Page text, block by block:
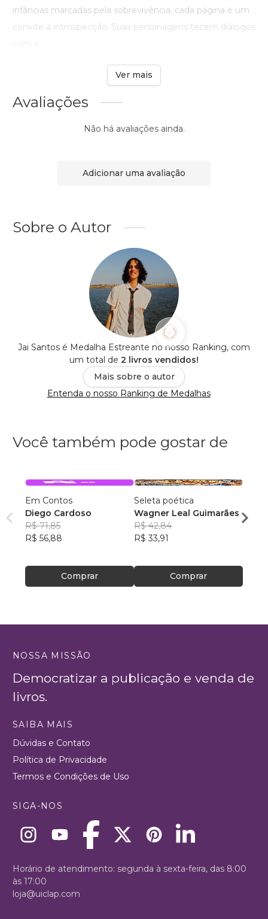
infâncias marcadas pela sobrevivência, cada página é um
convite à introspecção. Suas personagens tecem diálogos
Ver mais
Avaliações
Não há avaliações ainda.
Adicionar uma avaliação
Sobre o Autor
Jai Santos é Medalha Estreante no nosso Ranking, com
um total de 2 livros vendidos!
Mais sobre o autor
Entenda o nosso Ranking de Medalhas
Você também pode gostar de
Em Contos
Diego Cardoso
R$ 71,85
R$ 56,88
Comprar
Seleta poética
Wagner Leal Guimarães
R$ 42,84
R$ 33,91
Comprar
ainda
Carla
NOSSA MISSÃO
Democratizar a publicação e venda de
livros.
SAIBA MAIS
Dúvidas e Contato
Política de Privacidade
Termos e Condições de Uso
SIGA-NOS
Horário de atendimento: segunda à sexta-feira, das 8:00
às 17:00
loja@uiclap.com